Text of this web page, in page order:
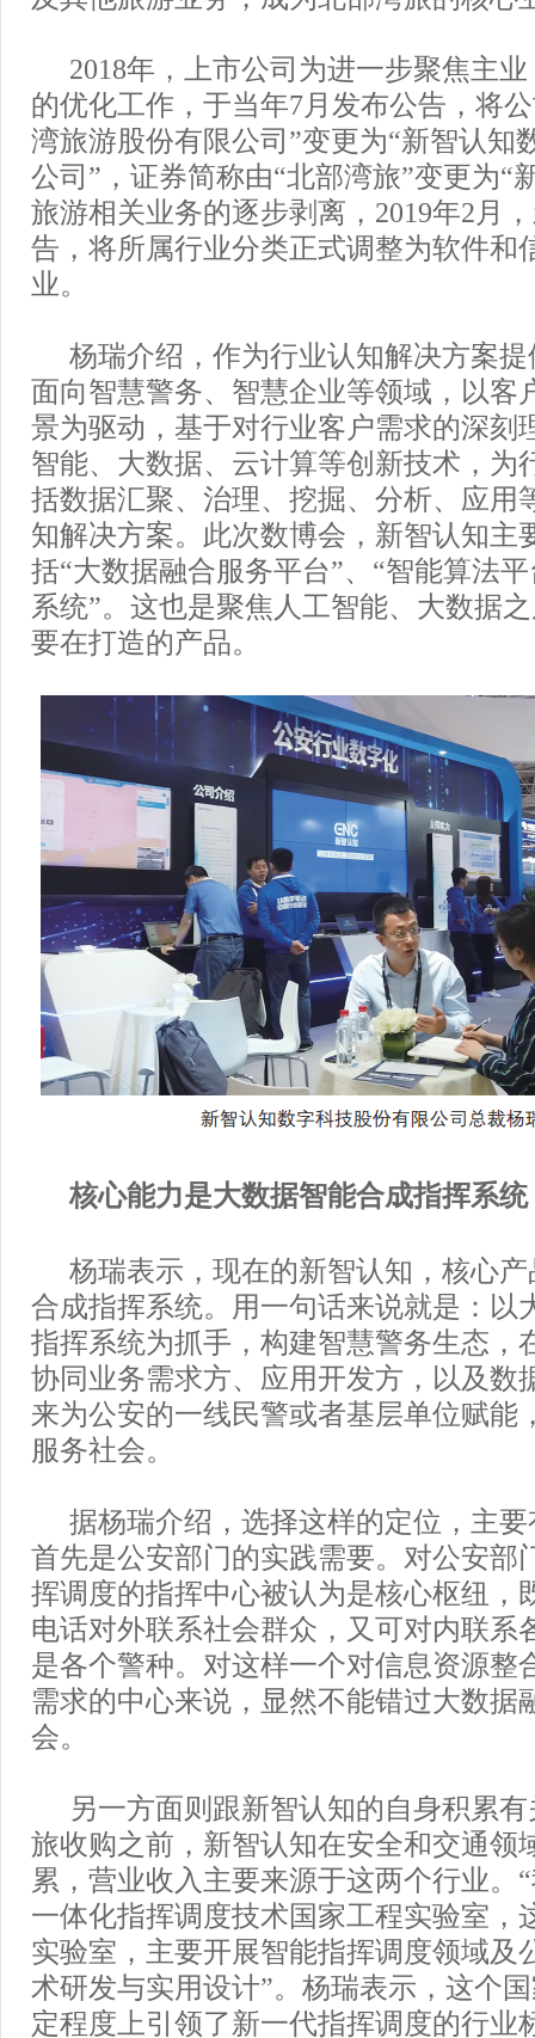
2018年，上市公司为进一步聚焦主
的优化工作，于当年7月发布公告，将
湾旅游股份有限公司”变更为“新智认知
公司”，证券简称由“北部湾旅”变更为“
旅游相关业务的逐步剥离，2019年2月
告，将所属行业分类正式调整为软件和
业。
杨瑞介绍，作为行业认知解决方案
面向智慧警务、智慧企业等领域，以客
景为驱动，基于对行业客户需求的深刻
智能、大数据、云计算等创新技术，为
括数据汇聚、治理、挖掘、分析、应用
知解决方案。此次数博会，新智认知主
括“大数据融合服务平台”、“智能算法
系统”。这也是聚焦人工智能、大数据
要在打造的产品。
核心能力是大数据智能合成指挥系统
杨瑞表示，现在的新智认知，核心
合成指挥系统。用一句话来说就是：以
指挥系统为抓手，构建智慧警务生态，
协同业务需求方、应用开发方，以及数
来为公安的一线民警或者基层单位赋能
服务社会。
据杨瑞介绍，选择这样的定位，主
首先是公安部门的实践需要。对公安部
挥调度的指挥中心被认为是核心枢纽，
电话对外联系社会群众，又可对内联系
是各个警种。对这样一个对信息资源整
需求的中心来说，显然不能错过大数据
会。
另一方面则跟新智认知的自身积累
旅收购之前，新智认知在安全和交通领
累，营业收入主要来源于这两个行业。
一体化指挥调度技术国家工程实验室，
实验室，主要开展智能指挥调度领域及
术研发与实用设计”。杨瑞表示，这个
定程度上引领了新一代指挥调度的行业